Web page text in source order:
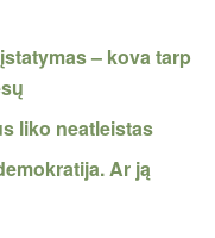
– kova tarp
liko neatleistas
Ar ją